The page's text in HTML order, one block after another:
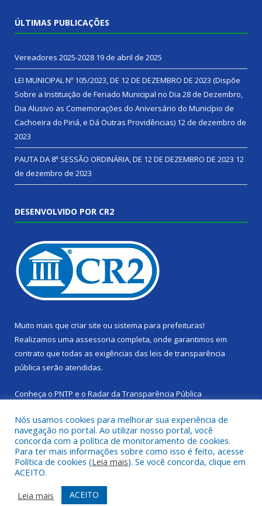
ÚLTIMAS PUBLICAÇÕES
Vereadores 2025-2028 19 de abril de 2025
LEI MUNICIPAL Nº 105/2023, DE 12 DE DEZEMBRO DE 2023 (Dispõe
Sobre a Instituição de Feriado Municipal no Dia 28 de Dezembro,
Dia Alusivo as Comemorações do Aniversário do Município de
Cachoeira do Piriá, e Dá Outras Providências) 12 de dezembro de
2023
PAUTA DA 8ª SESSÃO ORDINÁRIA, DE 12 DE DEZEMBRO DE 2023 12
de dezembro de 2023
DESENVOLVIDO POR CR2
Muito mais que criar site ou sistema para prefeituras!
Realizamos uma assessoria completa, onde garantimos em
contrato que todas as exigências das leis de transparência
pública serão atendidas.
Conheça o PNTP e o Radar da Transparência Pública
Todos os direitos reservados a Câmara Municipal de Cachoeira
do Piriá.
Mapa do Site
Acessar Área Administrativa
Nós usamos cookies para melhorar sua experiência de
navegação no portal. Ao utilizar nosso portal, você
concorda com a política de monitoramento de cookies.
Para ter mais informações sobre como isso é feito, acesse
Política de cookies (Leia mais). Se você concorda, clique em
ACEITO.
Leia mais
ACEITO